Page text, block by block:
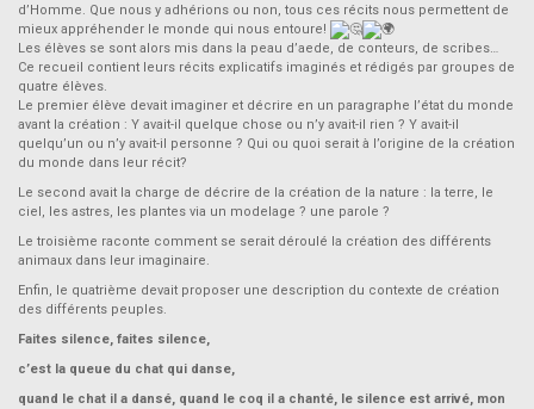
d’Homme. Que nous y adhérions ou non, tous ces récits nous permettent de
mieux appréhender le monde qui nous entoure!
Les élèves se sont alors mis dans la peau d’aede, de conteurs, de scribes…
Ce recueil contient leurs récits explicatifs imaginés et rédigés par groupes de
quatre élèves.
Le premier élève devait imaginer et décrire en un paragraphe l’état du monde
avant la création : Y avait-il quelque chose ou n’y avait-il rien ? Y avait-il
quelqu’un ou n’y avait-il personne ? Qui ou quoi serait à l’origine de la création
du monde dans leur récit?
Le second avait la charge de décrire de la création de la nature : la terre, le
ciel, les astres, les plantes via un modelage ? une parole ?
Le troisième raconte comment se serait déroulé la création des différents
animaux dans leur imaginaire.
Enfin, le quatrième devait proposer une description du contexte de création
des différents peuples.
Faites silence, faites silence,
c’est la queue du chat qui danse,
quand le chat il a dansé, quand le coq il a chanté, le silence est arrivé, mon